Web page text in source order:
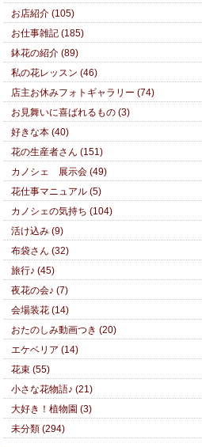
お店紹介 (105)
お仕事雑記 (185)
鉢花の紹介 (89)
私の花レッスン (46)
店主お休みフォトギャラリー (74)
お見舞いに喜ばれるもの (3)
好きな本 (40)
花の生産者さん (151)
カノシェ 展示会 (49)
花仕事マニュアル (5)
カノシェの気持ち (104)
活け込み (9)
布袋さん (32)
旅行♪ (45)
夜花の会♪ (7)
会場装花 (14)
おたのしみ動画つき (20)
エケベリア (14)
花束 (55)
小さな花物語♪ (21)
大好き！植物園 (3)
未分類 (294)